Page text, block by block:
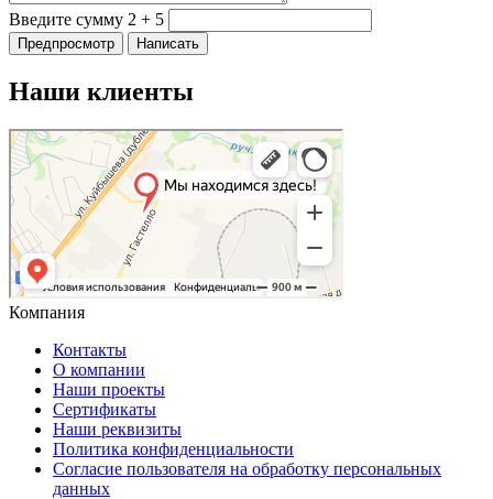
Введите сумму 2 + 5
Наши клиенты
Компания
Контакты
О компании
Наши проекты
Сертификаты
Наши реквизиты
Политика конфиденциальности
Согласие пользователя на обработку персональных
данных